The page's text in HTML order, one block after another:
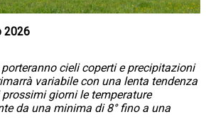
2026
cieli coperti e precipitazioni
variabile con una lenta tendenza
giorni le temperature
da una minima di 8° fino a una